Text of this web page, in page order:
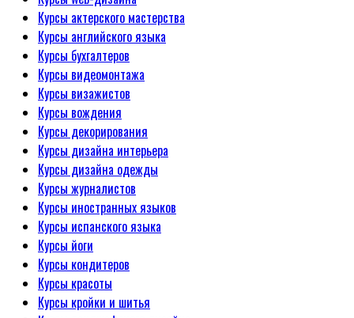
Курсы актерского мастерства
Курсы английского языка
Курсы бухгалтеров
Курсы видеомонтажа
Курсы визажистов
Курсы вождения
Курсы декорирования
Курсы дизайна интерьера
Курсы дизайна одежды
Курсы журналистов
Курсы иностранных языков
Курсы испанского языка
Курсы йоги
Курсы кондитеров
Курсы красоты
Курсы кройки и шитья